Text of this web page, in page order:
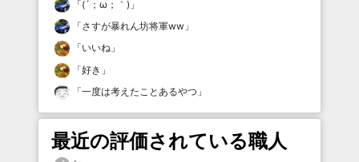
「(´；ω；｀) 」
「さすが暴れん坊将軍ww 」
「いいね 」
「好き 」
「一度は考えたことあるやつ 」
最近の評価されている職人